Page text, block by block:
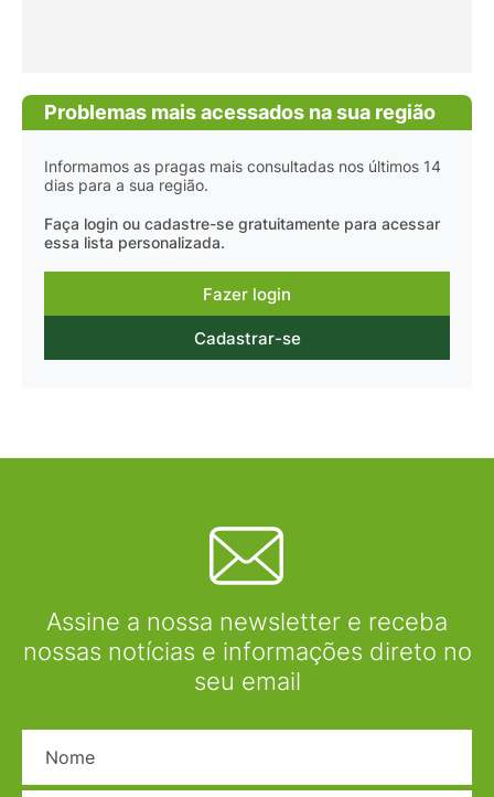
Problemas mais acessados na sua região
Informamos as pragas mais consultadas nos últimos 14
dias para a sua região.
Faça login ou cadastre-se gratuitamente para acessar
essa lista personalizada.
Fazer login
Cadastrar-se
Assine a nossa newsletter e receba
nossas notícias e informações direto no
seu email